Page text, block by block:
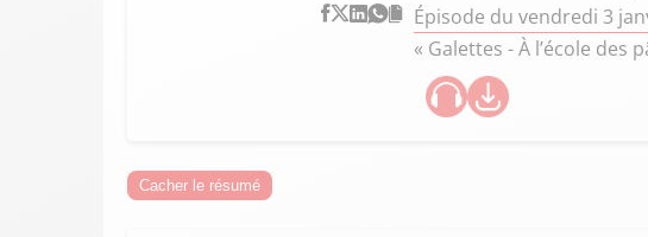
Épisode du vendredi 3
« Galettes - À l’école
Cacher le résumé